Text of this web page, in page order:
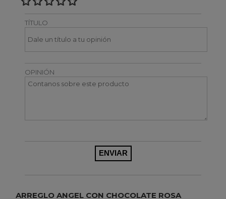
TÍTULO
OPINIÓN
ARREGLO ANGEL CON CHOCOLATE ROSA